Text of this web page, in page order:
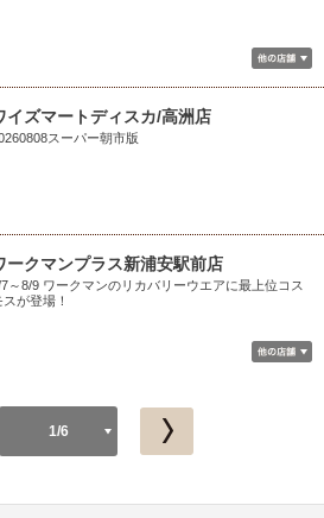
イズマートディスカ/高洲店
スーパー朝市版
ークマンプラス新浦安駅前店
～8/9 ワークマンのリカバリーウエアに最上位コス
スが登場！
1/6